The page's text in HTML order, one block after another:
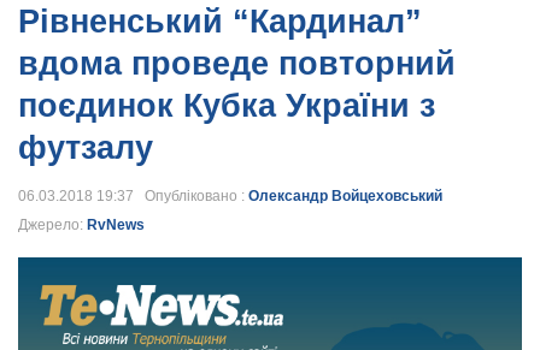
Рівненський “Кардинал”
вдома проведе повторний
поєдинок Кубка України з
футзалу
06.03.2018 19:37 Опубліковано : Олександр Войцеховський
Джерело: RvNews